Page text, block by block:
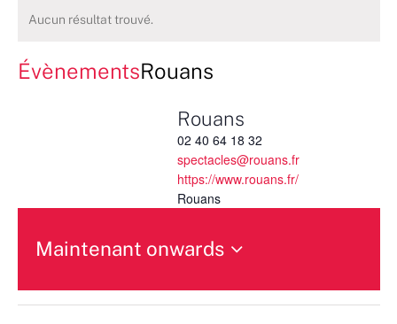
Aucun résultat trouvé.
ÉvènementsRouans
Rouans
02 40 64 18 32
spectacles@rouans.fr
https://www.rouans.fr/
Rouans
Maintenant onwards
une
date.